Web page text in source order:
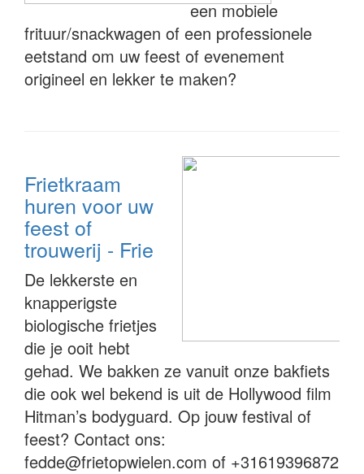
een mobiele
frituur/snackwagen of een professionele
eetstand om uw feest of evenement
origineel en lekker te maken?
Frietkraam
huren voor uw
feest of
trouwerij - Frie
De lekkerste en
knapperigste
biologische frietjes
die je ooit hebt
gehad. We bakken ze vanuit onze bakfiets
die ook wel bekend is uit de Hollywood film
Hitman’s bodyguard. Op jouw festival of
feest? Contact ons:
fedde@frietopwielen.com of +31619396872